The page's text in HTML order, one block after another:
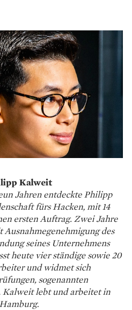
Kalweit
Jahren entdeckte Philipp
fürs Hacken, mit 14
ersten Auftrag. Zwei Jahre
des
seines Unternehmens
heute vier ständige sowie 20
und widmet sich
sogenannten
Kalweit lebt und arbeitet in